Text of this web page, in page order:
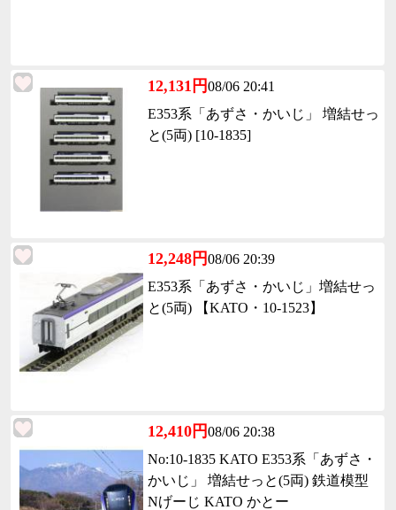
12,131円08/06 20:41
E353系「あずさ・かいじ」 増結せっ
と(5両) [10-1835]
12,248円08/06 20:39
E353系「あずさ・かいじ」増結せっ
と(5両) 【KATO・10-1523】
12,410円08/06 20:38
No:10-1835 KATO E353系「あずさ・
かいじ」 増結せっと(5両) 鉄道模型
Nげーじ KATO かとー